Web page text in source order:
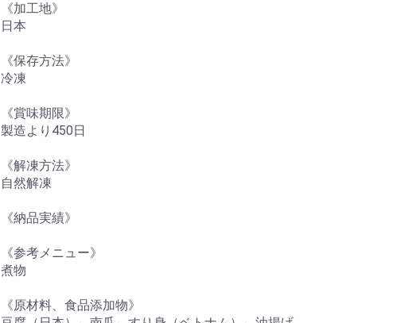
《加工地》
日本
《保存方法》
冷凍
《賞味期限》
製造より450日
《解凍方法》
自然解凍
《納品実績》
《参考メニュー》
煮物
《原材料、食品添加物》